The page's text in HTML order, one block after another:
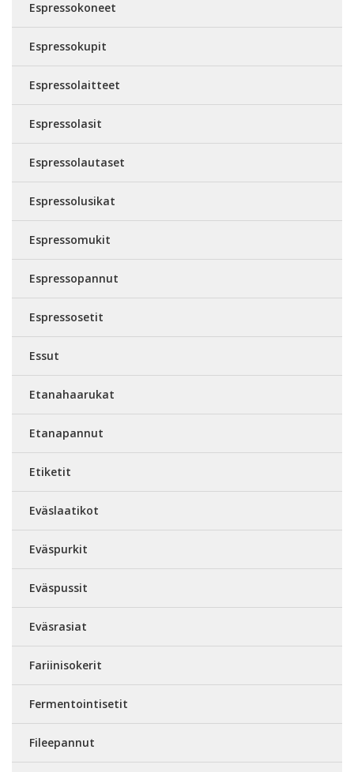
Espressokoneet
Espressokupit
Espressolaitteet
Espressolasit
Espressolautaset
Espressolusikat
Espressomukit
Espressopannut
Espressosetit
Essut
Etanahaarukat
Etanapannut
Etiketit
Eväslaatikot
Eväspurkit
Eväspussit
Eväsrasiat
Fariinisokerit
Fermentointisetit
Fileepannut